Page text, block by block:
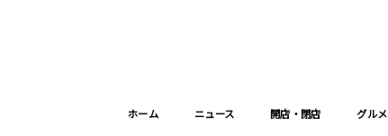
ホーム ニュース 開店・閉店 グルメ